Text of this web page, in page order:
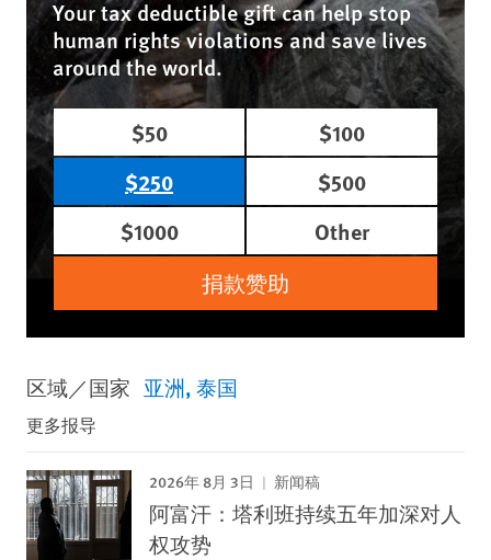
Your tax deductible gift can help stop
human rights violations and save lives
around the world.
$50
$100
$250
$500
$1000
Other
捐款赞助
区域／国家 亚洲 泰国
更多报导
2026年 8月 3日 新闻稿
阿富汗：塔利班持续五年加深对人
权攻势